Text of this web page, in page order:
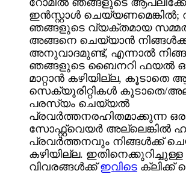
റോമിൽ ഞങ്ങളുടെ
ഇൻസ്റ്റാൾ ചെയ്യണമെങ്കിൽ;
ഞങ്ങളുടെ വ്യക്തമായ
അങ്ങനെ ചെയ്യാൻ
അനുവാദമുണ്ട്, എന്നാൽ
ഞങ്ങളുടെ ബൈനറി ഫയൽ
മാറ്റാൻ കഴിയില്ല, കൂടാതെ
സെക്യൂരിറ്റികൾ കൂടാതെ/
പരസ്യം ചെയ്യൽ
പ്രവർത്തനരഹിതമാക്കുന്ന
സോഫ്റ്റ്‌വെയർ അല്ലെങ്കിൽ
പ്രവർത്തനവും നിങ്ങൾക്ക്
കഴിയില്ല.
വിവരങ്ങൾക്ക്ഇവിടെ ക്ലിക്ക്